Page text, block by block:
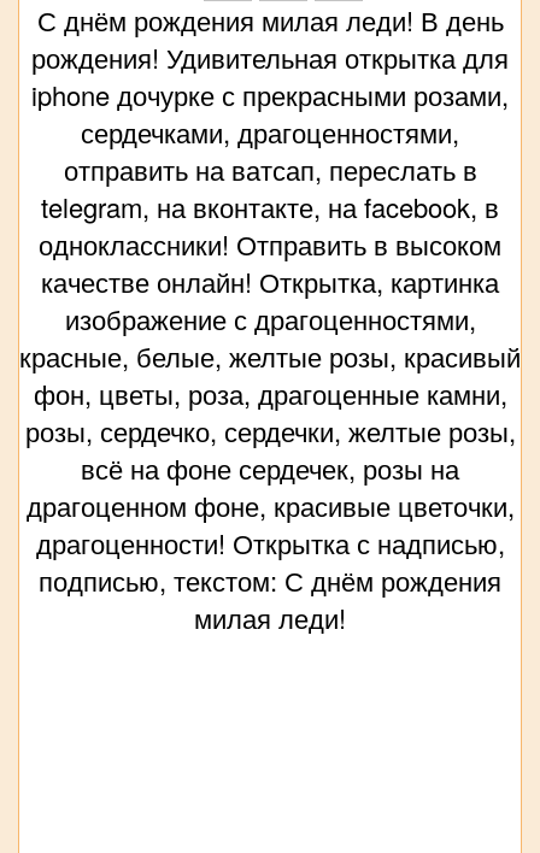
С днём рождения милая леди! В день
рождения! Удивительная открытка для
iphone дочурке с прекрасными розами,
сердечками, драгоценностями,
отправить на ватсап, переслать в
telegram, на вконтакте, на facebook, в
одноклассники! Отправить в высоком
качестве онлайн! Открытка, картинка
изображение с драгоценностями,
красные, белые, желтые розы, красивый
фон, цветы, роза, драгоценные камни,
розы, сердечко, сердечки, желтые розы,
всё на фоне сердечек, розы на
драгоценном фоне, красивые цветочки,
драгоценности! Открытка с надписью,
подписью, текстом: С днём рождения
милая леди!